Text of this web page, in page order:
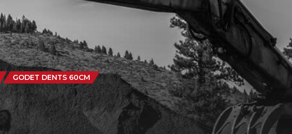
GODET DENTS 60CM